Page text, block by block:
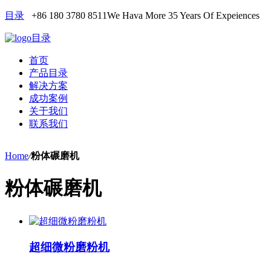
目录 +86 180 3780 8511We Hava More 35 Years Of Expeiences
目录
首页
产品目录
解决方案
成功案例
关于我们
联系我们
Home/粉体碾磨机
粉体碾磨机
超细微粉磨粉机